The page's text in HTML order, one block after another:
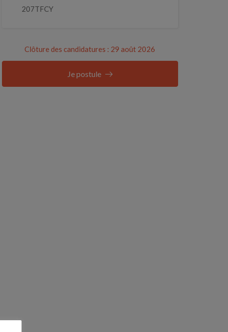
207TFCY
Clôture des candidatures : 29 août 2026
Je postule